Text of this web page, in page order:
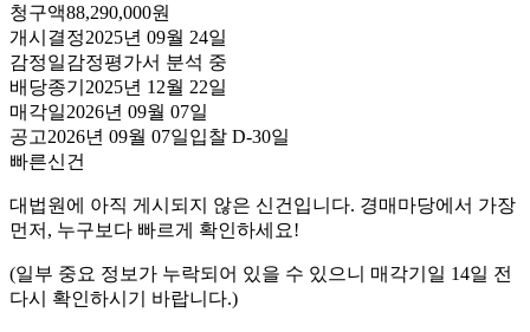
청구액88,290,000원
개시결정2025년 09월 24일
감정일감정평가서 분석 중
배당종기 2025년 12월 22일
매각일2026년 09월 07일
공고2026년 09월 07일입찰 D-30일
빠른신건
대법원에 아직 게시되지 않은 신건입니다. 경매마당에서 가장
먼저, 누구보다 빠르게 확인하세요!
(일부 중요 정보가 누락되어 있을 수 있으니 매각기일 14일 전
다시 확인하시기 바랍니다.)